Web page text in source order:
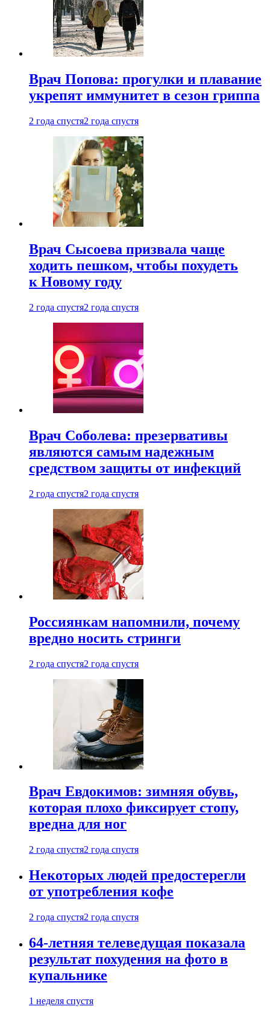
Врач Попова: прогулки и плавание
укрепят иммунитет в сезон гриппа
2 года спустя2 года спустя
Врач Сысоева призвала чаще
ходить пешком, чтобы похудеть
к Новому году
2 года спустя2 года спустя
Врач Соболева: презервативы
являются самым надежным
средством защиты от инфекций
2 года спустя2 года спустя
Россиянкам напомнили, почему
вредно носить стринги
2 года спустя2 года спустя
Врач Евдокимов: зимняя обувь,
которая плохо фиксирует стопу,
вредна для ног
2 года спустя2 года спустя
Некоторых людей предостерегли
от употребления кофе
2 года спустя2 года спустя
64-летняя телеведущая показала
результат похудения на фото в
купальнике
1 неделя спустя